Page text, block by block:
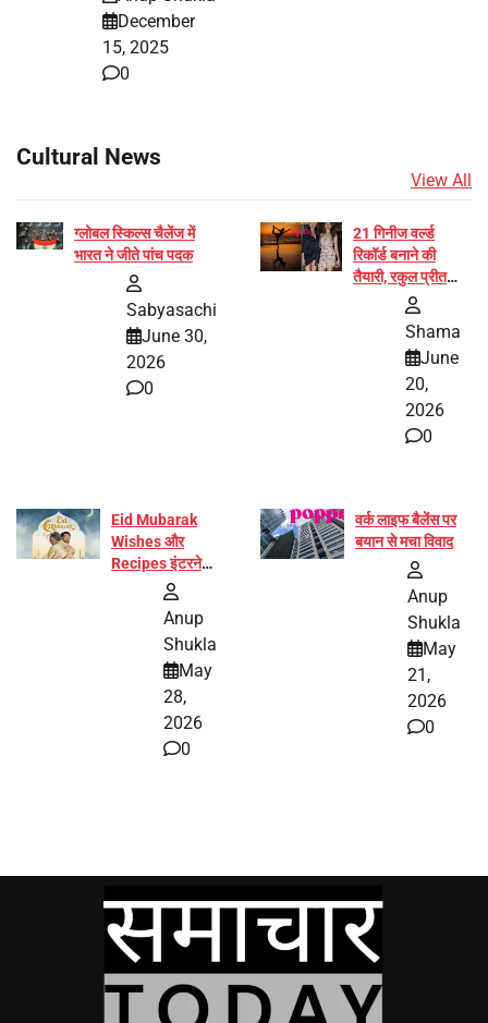
December
15, 2025
0
Cultural News
View All
ग्लोबल स्किल्स चैलेंज में
भारत ने जीते पांच पदक
Sabyasachi
June 30,
2026
0
21 गिनीज वर्ल्ड
रिकॉर्ड बनाने की
तैयारी, रकुल प्रीत
और प्रज्ञा जायसवाल
बनीं योग अभियान का
Shama
June
20,
2026
0
Eid Mubarak
Wishes और
Recipes इंटरनेट
पर हुईं वायरल
Anup
Shukla
May
28,
2026
0
वर्क लाइफ बैलेंस पर
बयान से मचा विवाद
Anup
Shukla
May
21,
2026
0